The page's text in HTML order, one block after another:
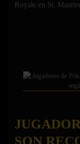
Royale en St.
SON